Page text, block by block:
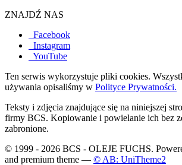
ZNAJDŹ NAS
Facebook
Instagram
YouTube
Ten serwis wykorzystuje pliki cookies.
używania opisaliśmy w Polityce Prywatności.
Teksty i zdjęcia znajdujące się na niniejszej
firmy BCS. Kopiowanie i powielanie ich bez
zabronione.
© 1999 - 2026 BCS - OLEJE FUCHS.
and premium theme — © AB: UniTheme2